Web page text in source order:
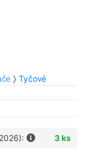
Tyčové
3 ks